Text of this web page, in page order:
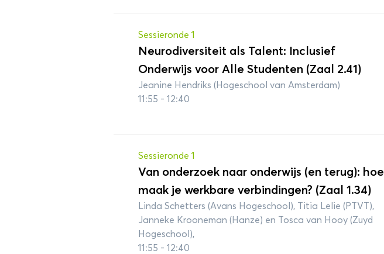
Sessieronde 1
Neurodiversiteit als Talent: Inclusief
Onderwijs voor Alle Studenten (Zaal 2.41)
Jeanine Hendriks (Hogeschool van Amsterdam)
11:55 - 12:40
Sessieronde 1
Van onderzoek naar onderwijs (en terug): hoe
maak je werkbare verbindingen? (Zaal 1.34)
Linda Schetters (Avans Hogeschool), Titia Lelie (PTVT),
Janneke Krooneman (Hanze) en Tosca van Hooy (Zuyd
Hogeschool),
11:55 - 12:40